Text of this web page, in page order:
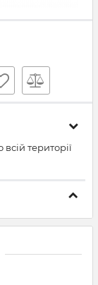
території